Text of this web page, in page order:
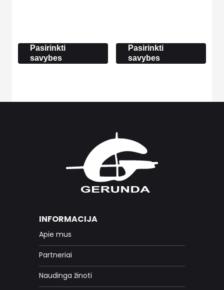
Pasirinkti
savybes
Pasirinkti
savybes
INFORMACIJA
Apie mus
Partneriai
Naudinga žinoti